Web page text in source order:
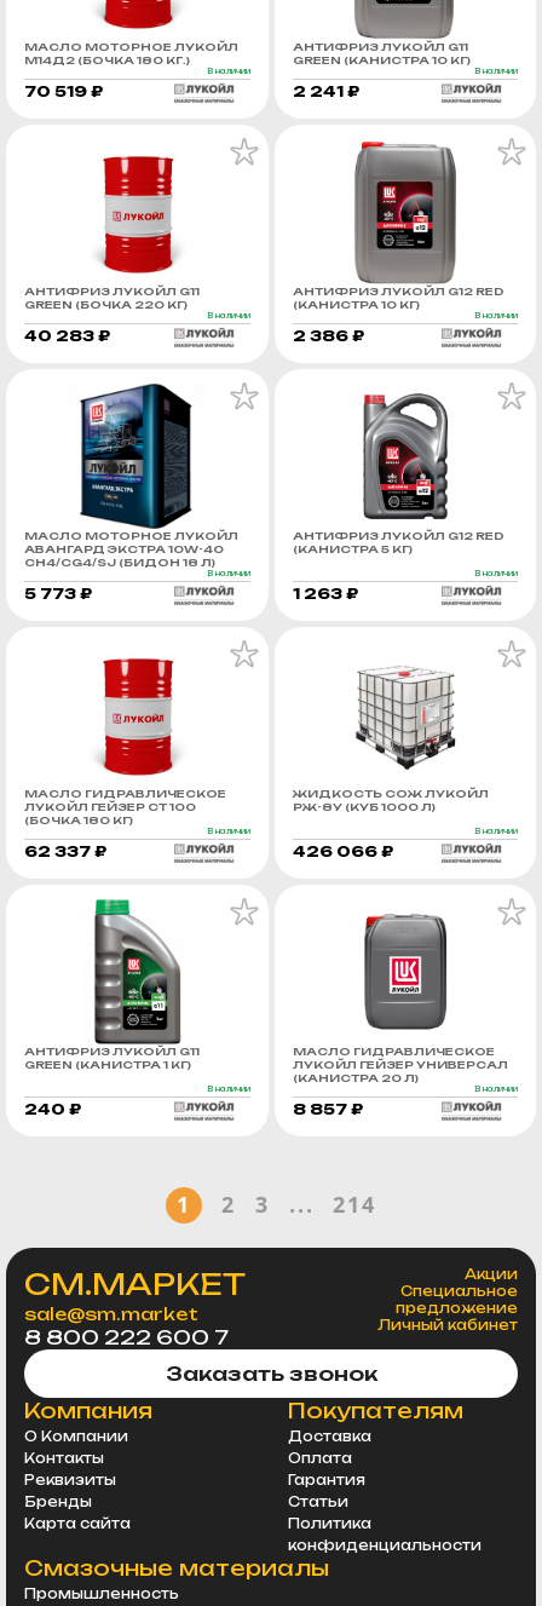
МАСЛО МОТОРНОЕ ЛУКОЙЛ
М14Д2 (БОЧКА 180 КГ.)
В наличии
70 519 ₽
АНТИФРИЗ ЛУКОЙЛ G11
GREEN (КАНИСТРА 10 КГ)
В наличии
2 241 ₽
АНТИФРИЗ ЛУКОЙЛ G11
GREEN (БОЧКА 220 КГ)
В наличии
40 283 ₽
АНТИФРИЗ ЛУКОЙЛ G12 RED
(КАНИСТРА 10 КГ)
В наличии
2 386 ₽
МАСЛО МОТОРНОЕ ЛУКОЙЛ
АВАНГАРД ЭКСТРА 10W-40
CH4/CG4/SJ (БИДОН 18 Л)
В наличии
5 773 ₽
АНТИФРИЗ ЛУКОЙЛ G12 RED
(КАНИСТРА 5 КГ)
В наличии
1 263 ₽
МАСЛО ГИДРАВЛИЧЕСКОЕ
ЛУКОЙЛ ГЕЙЗЕР СТ 100
(БОЧКА 180 КГ)
В наличии
62 337 ₽
ЖИДКОСТЬ СОЖ ЛУКОЙЛ
РЖ-8У (КУБ 1000 Л)
В наличии
426 066 ₽
АНТИФРИЗ ЛУКОЙЛ G11
GREEN (КАНИСТРА 1 КГ)
В наличии
240 ₽
МАСЛО ГИДРАВЛИЧЕСКОЕ
ЛУКОЙЛ ГЕЙЗЕР УНИВЕРСАЛ
(КАНИСТРА 20 Л)
В наличии
8 857 ₽
1 2 3 ... 214
СМ.МАРКЕТ
sale@sm.market
8 800 222 600 7
Акции
Специальное
предложение
Личный кабинет
Заказать звонок
Компания
О Компании
Контакты
Реквизиты
Бренды
Карта сайта
Покупателям
Доставка
Оплата
Гарантия
Статьи
Политика
конфиденциальности
Смазочные материалы
Промышленность